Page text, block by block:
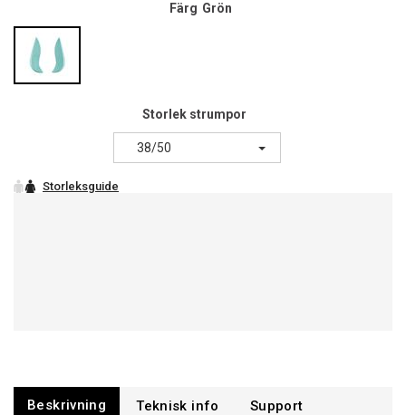
Färg Grön
Storlek strumpor
38/50
Beskrivning Support